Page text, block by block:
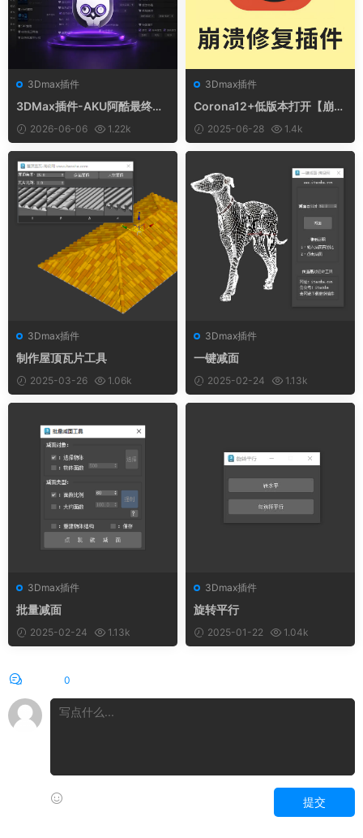
3Dmax插件
3DMax插件-AKU阿酷最终版
支持Max2012-2026
2026-06-06 1.22k
3Dmax插件
Corona12+低版本打开【崩溃
修复插件】
2025-06-28 1.4k
3Dmax插件
制作屋顶瓦片工具
2025-03-26 1.06k
3Dmax插件
一键减面
2025-02-24 1.13k
3Dmax插件
批量减面
2025-02-24 1.13k
3Dmax插件
旋转平行
2025-01-22 1.04k
0
提交